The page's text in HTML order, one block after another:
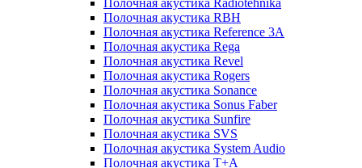
Полочная акустика Radiotehnika
Полочная акустика RBH
Полочная акустика Reference 3A
Полочная акустика Rega
Полочная акустика Revel
Полочная акустика Rogers
Полочная акустика Sonance
Полочная акустика Sonus Faber
Полочная акустика Sunfire
Полочная акустика SVS
Полочная акустика System Audio
Полочная акустика T+A